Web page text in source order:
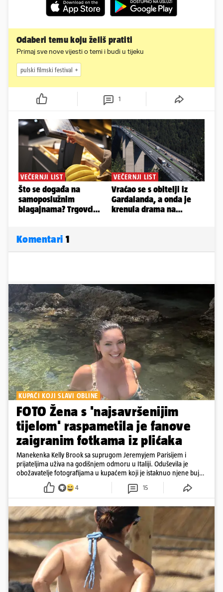
Odaberi temu koju želiš pratiti
Primaj sve nove vijesti o temi i budi u tijeku
pulski filmski festival
1
Komentari 1
KUPAĆI KOJI SLAVI OBLINE
FOTO Žena s 'najsavršenijim
tijelom' raspametila je fanove
zaigranim fotkama iz plićaka
Manekenka Kelly Brook sa suprugom Jeremyjem Parisijem i
prijateljima uživa na godišnjem odmoru u Italiji. Oduševila je
obožavatelje fotografijama u kupaćem koji je istaknuo njene bujne
4 15